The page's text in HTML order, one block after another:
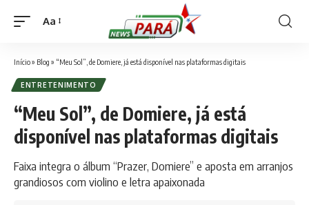
Font
Aa
Início» Blog » “Meu Sol”, de Domiere, já está disponível nas plataformas digitais
ENTRETENIMENTO
“Meu Sol”, de Domiere, já está
disponível nas plataformas digitais
Faixa integra o álbum “Prazer, Domiere” e aposta em arranjos
grandiosos com violino e letra apaixonada